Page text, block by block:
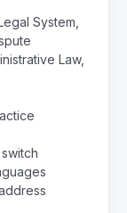
System,
Law,